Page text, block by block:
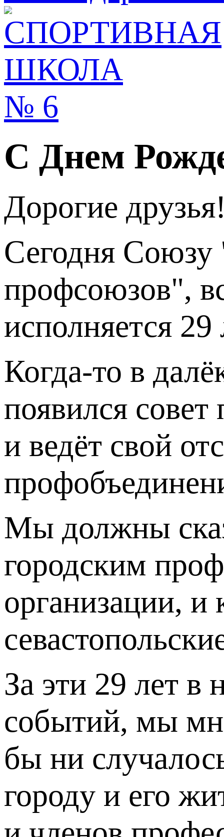
С Днем
Дорогие
Сегодня Союзу
профсоюзов",
исполняется
Когда-то в
появился совет
и ведёт свой
Мы должны
городским
организации, и
За эти 29 лет
событий, мы
бы ни
городу и его